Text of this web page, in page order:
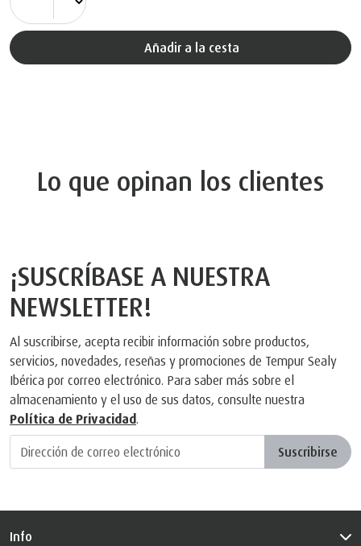
Añadir a la cesta
Lo que opinan los clientes
¡SUSCRÍBASE A NUESTRA
NEWSLETTER!
Al suscribirse, acepta recibir información sobre productos,
servicios, novedades, reseñas y promociones de Tempur Sealy
Ibérica por correo electrónico. Para saber más sobre el
almacenamiento y el uso de sus datos, consulte nuestra
Política de Privacidad.
Suscribirse
Info